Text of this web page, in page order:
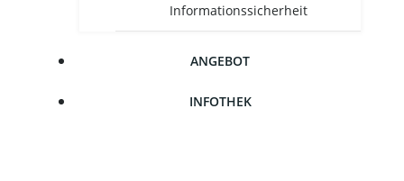
Informationssicherheit
ANGE­BOT
INFO­THEK